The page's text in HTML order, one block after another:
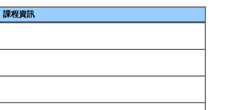
課程資訊